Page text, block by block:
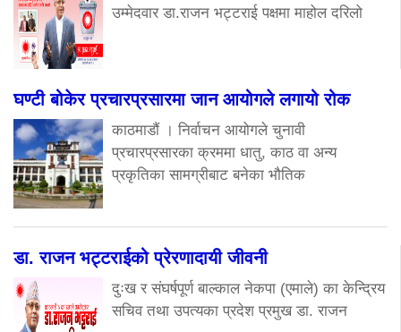
उम्मेदवार डा.राजन भट्टराई पक्षमा माहोल दरिलो
घण्टी बोकेर प्रचारप्रसारमा जान आयोगले लगायो रोक
काठमाडौं । निर्वाचन आयोगले चुनावी
प्रचारप्रसारका क्रममा धातु, काठ वा अन्य
प्रकृतिका सामग्रीबाट बनेका भौतिक
डा. राजन भट्टराईको प्रेरणादायी जीवनी
दुःख र संघर्षपूर्ण बाल्काल नेकपा (एमाले) का केन्द्रिय
सचिव तथा उपत्यका प्रदेश प्रमुख डा. राजन